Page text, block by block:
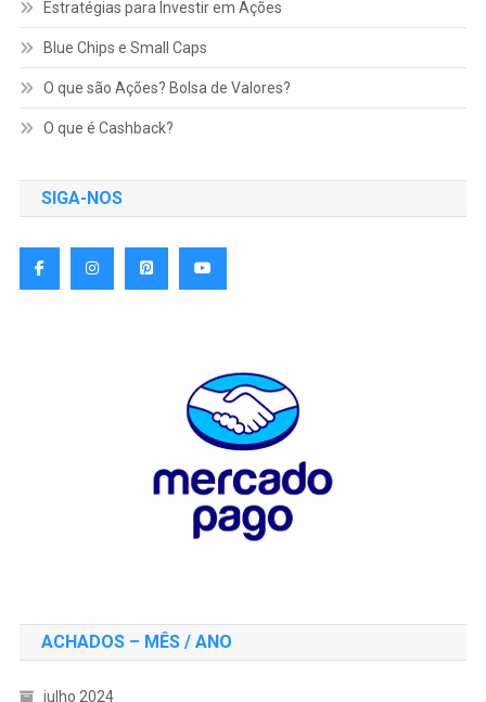
Estratégias para Investir em Ações
Blue Chips e Small Caps
O que são Ações? Bolsa de Valores?
O que é Cashback?
SIGA-NOS
ACHADOS – MÊS / ANO
julho 2024